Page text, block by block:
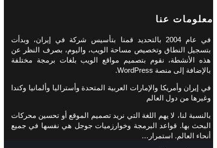
معلومات عنا
في عام 2004 بالتحديد قمنا بتأسيس شركة في إيران، وبدأت
بتسجيل النطاق وتخصيص مساحة الويب، واليوم، بصرف النظر عن
هذه الأنشطة، نقوم بتصميم مواقع الويب بلغات برمجة مختلفة
بالإضافة إلى منصة WordPress.
في إيران وأمريكا والإمارات العربية المتحدة وأستراليا وألمانيا وكندا
وغيرها من دول العالم
بالنسبة لنا، لا يهم اللغة التي نريد تصميم الموقع أو تحسين محركات
البحث بها. قواعد البرمجة وخوارزميات جوجل هي نفسها في جميع
أنحاء العالم. استمرار…